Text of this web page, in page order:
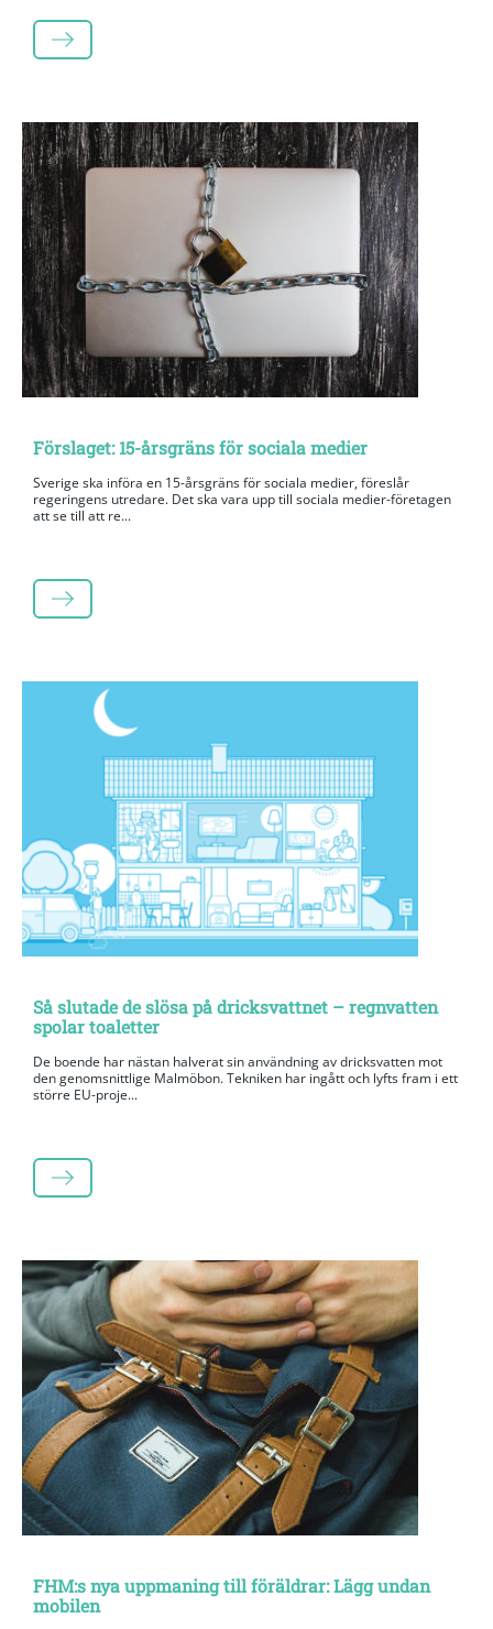
LÄS MER
Förslaget: 15-årsgräns för sociala medier
Sverige ska införa en 15-årsgräns för sociala medier, föreslår
regeringens utredare. Det ska vara upp till sociala medier-företagen
att se till att re...
LÄS MER
Så slutade de slösa på dricksvattnet – regnvatten
spolar toaletter
De boende har nästan halverat sin användning av dricksvatten mot
den genomsnittlige Malmöbon. Tekniken har ingått och lyfts fram i ett
större EU-proje...
LÄS MER
FHM:s nya uppmaning till föräldrar: Lägg undan
mobilen